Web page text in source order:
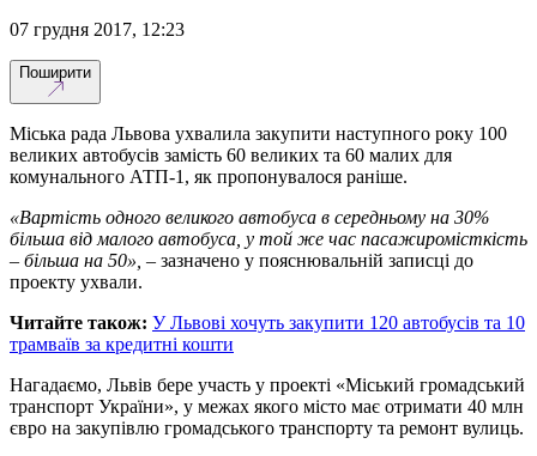
07 грудня 2017, 12:23
Поширити
Міська рада Львова ухвалила закупити наступного року 100
великих автобусів замість 60 великих та 60 малих для
комунального АТП-1, як пропонувалося раніше.
«Вартість одного великого автобуса в середньому на 30%
більша від малого автобуса, у той же час пасажиромісткість
– більша на 50», – зазначено у пояснювальній записці до
проекту ухвали.
Читайте також: У Львові хочуть закупити 120 автобусів та 10
трамваїв за кредитні кошти
Нагадаємо, Львів бере участь у проекті «Міський громадський
транспорт України», у межах якого місто має отримати 40 млн
євро на закупівлю громадського транспорту та ремонт вулиць.